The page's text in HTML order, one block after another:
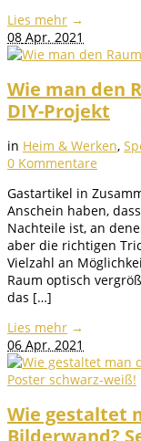
Lies mehr →
08 Apr. 2021
Wie man den
DIY-Projekt
in Heim & Werken,
0 Kommentare
Gastartikel in
Anschein haben,
Nachteile ist, an
aber die richtigen
Vielzahl an
Raum optisch
das […]
Lies mehr →
06 Apr. 2021
Wie gestaltet
Bilderwand?